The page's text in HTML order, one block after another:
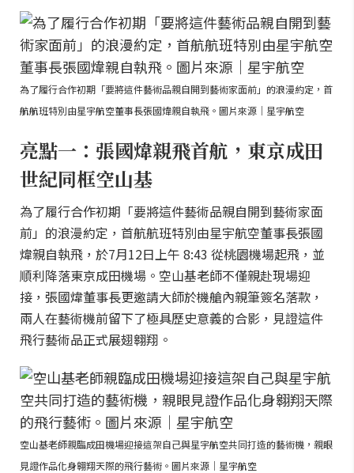
為了履行合作初期「要將這件藝術品親自開到藝術家面前」的浪漫約定，首
航航班特別由星宇航空董事長張國煒親自執飛。圖片來源｜星宇航空
亮點一：張國煒親飛首航，東京成田
世紀同框空山基
為了履行合作初期「要將這件藝術品親自開到藝術家面
前」的浪漫約定，首航航班特別由星宇航空董事長張國
煒親自執飛，於7月12日上午 8:43 從桃園機場起飛，並
順利降落東京成田機場。空山基老師不僅親赴現場迎
接，張國煒董事長更邀請大師於機艙內親筆簽名落款，
兩人在藝術機前留下了極具歷史意義的合影，見證這件
飛行藝術品正式展翅翱翔。
空山基老師親臨成田機場迎接這架自己與星宇航空共同打造的藝術機，親眼
見證作品化身翱翔天際的飛行藝術。圖片來源｜星宇航空